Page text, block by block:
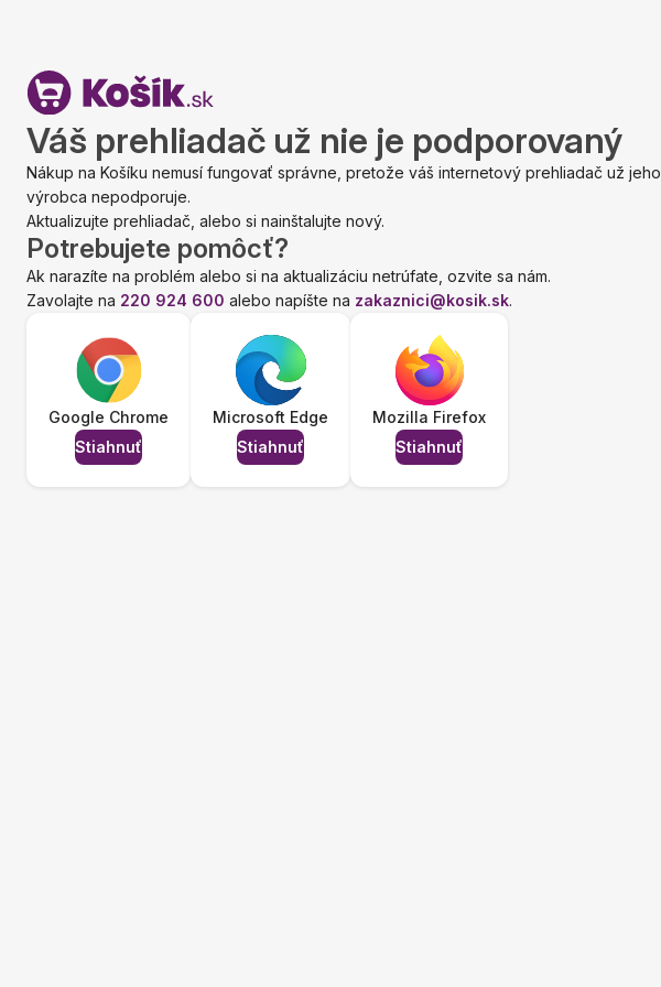
Váš prehliadač už nie je podporovaný
Nákup na Košíku nemusí fungovať správne, pretože váš internetový prehliadač už jeho
výrobca nepodporuje.
Aktualizujte prehliadač, alebo si nainštalujte nový.
Potrebujete pomôcť?
Ak narazíte na problém alebo si na aktualizáciu netrúfate, ozvite sa nám.
Zavolajte na 220 924 600 alebo napíšte na zakaznici@kosik.sk.
Google Chrome
Stiahnuť
Microsoft Edge
Stiahnuť
Mozilla Firefox
Stiahnuť